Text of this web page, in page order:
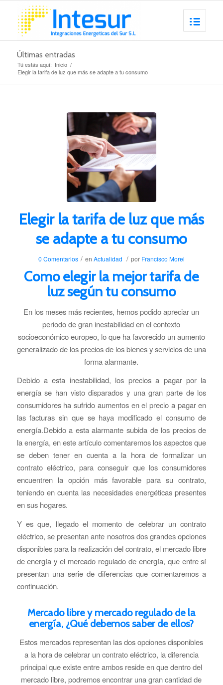
Últimas entradas
Tú estás aquí: Inicio /
Elegir la tarifa de luz que más se adapte a tu consumo
Elegir la tarifa de luz que más
se adapte a tu consumo
0 Comentarios / en Actualidad / por Francisco Morel
Como elegir la mejor tarifa de
luz según tu consumo
En los meses más recientes, hemos podido apreciar un
periodo de gran inestabilidad en el contexto
socioeconómico europeo, lo que ha favorecido un aumento
generalizado de los precios de los bienes y servicios de una
forma alarmante.
Debido a esta inestabilidad, los precios a pagar por la
energía se han visto disparados y una gran parte de los
consumidores ha sufrido aumentos en el precio a pagar en
las facturas sin que se haya modificado el consumo de
energía.Debido a esta alarmante subida de los precios de
la energía, en este artículo comentaremos los aspectos que
se deben tener en cuenta a la hora de formalizar un
contrato eléctrico, para conseguir que los consumidores
encuentren la opción más favorable para su contrato,
teniendo en cuenta las necesidades energéticas presentes
en sus hogares.
Y es que, llegado el momento de celebrar un contrato
eléctrico, se presentan ante nosotros dos grandes opciones
disponibles para la realización del contrato, el mercado libre
de energía y el mercado regulado de energía, que entre sí
presentan una serie de diferencias que comentaremos a
continuación.
Mercado libre y mercado regulado de la
energía, ¿Qué debemos saber de ellos?
Estos mercados representan las dos opciones disponibles
a la hora de celebrar un contrato eléctrico, la diferencia
principal que existe entre ambos reside en que dentro del
mercado libre, podremos encontrar una gran cantidad de